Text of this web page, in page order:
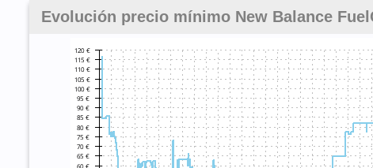
Evolución precio mínimo New Balance